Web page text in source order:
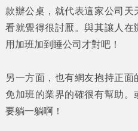
款辦公桌，就代表這家公司
看就覺得很討厭。與其讓人
用加班加到睡公司才對吧！
另一方面，也有網友抱持正
免加班的業界的確很有幫助
要躺一躺啊！